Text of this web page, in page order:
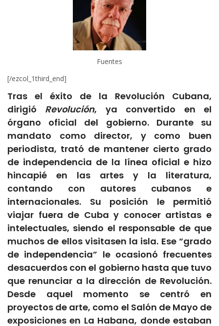
Fuentes
[/ezcol_1third_end]
Tras el éxito de la Revolución Cubana,
dirigió Revolución, ya convertido en el
órgano oficial del gobierno. Durante su
mandato como director, y como buen
periodista, trató de mantener cierto grado
de independencia de la línea oficial e hizo
hincapié en las artes y la literatura,
contando con autores cubanos e
internacionales. Su posición le permitió
viajar fuera de Cuba y conocer artistas e
intelectuales, siendo el responsable de que
muchos de ellos visitasen la isla. Ese “grado
de independencia” le ocasionó frecuentes
desacuerdos con el gobierno hasta que tuvo
que renunciar a la dirección de Revolución.
Desde aquel momento se centró en
proyectos de arte, como el Salón de Mayo de
exposiciones en La Habana, donde estaban